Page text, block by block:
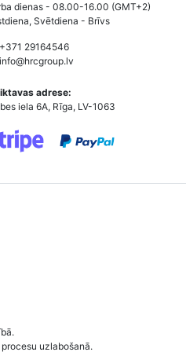
dienas - 08.00-16.00 (GMT+2)
Svētdiena - Brīvs
29164546
info@hrcgroup.lv
adrese:
iela 6A, Rīga, LV-1063
uzlabošanā.